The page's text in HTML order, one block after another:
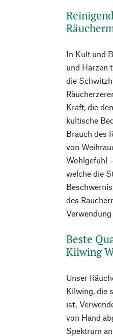
In Kult und
und Harzen
die
Kraft, die
kultische
Brauch des
von
Wohlgefühl
welche die
des
Beste
Kilwing
Unser
Kilwing, die
ist.
von Hand
Spektrum